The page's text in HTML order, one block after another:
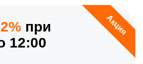
Акция
при
12:00